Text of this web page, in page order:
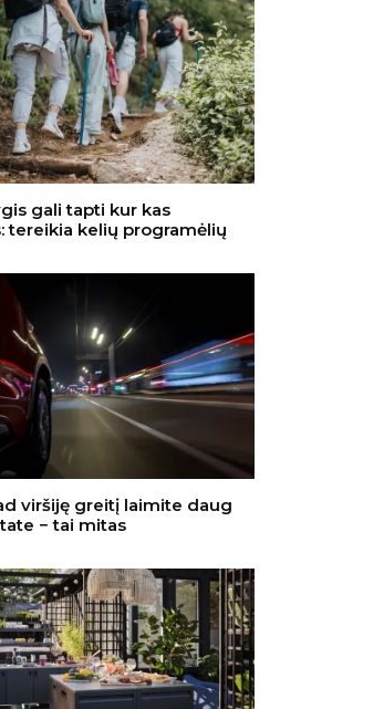
gali tapti kur kas
tereikia kelių programėlių
viršiję greitį laimite daug
− tai mitas